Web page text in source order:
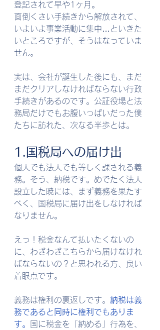
登記されて早や1ヶ月。
面倒くさい手続きから解放されて、
いよいよ事業活動に集中…といきた
いところですが、そうはなっていま
せん。
実は、会社が誕生した後にも、まだ
まだクリアしなければならない行政
手続きがあるのです。公証役場と法
務局だけでもお腹いっぱいだった僕
たちに訪れた、次なる半歩とは。
1.国税局への届け出
個人でも法人でも等しく課される義
務。そう、納税です。めでたく法人
設立した暁には、まず義務を果たす
べく、国税局に届け出をしなければ
なりません。
えっ！税金なんて払いたくないの
に、わざわざこちらから届けなけれ
ばならないの？と思われる方、良い
着眼点です。
義務は権利の裏返しです。 納税は義
務であると同時に権利でもありま
す。
国に税金を「納める」行為を、